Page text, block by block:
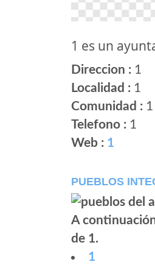
1 es un
Direccion : 1
Localidad : 1
Comunidad : 1
Telefono : 1
Web : 1
PUEBLOS
A
de 1.
1